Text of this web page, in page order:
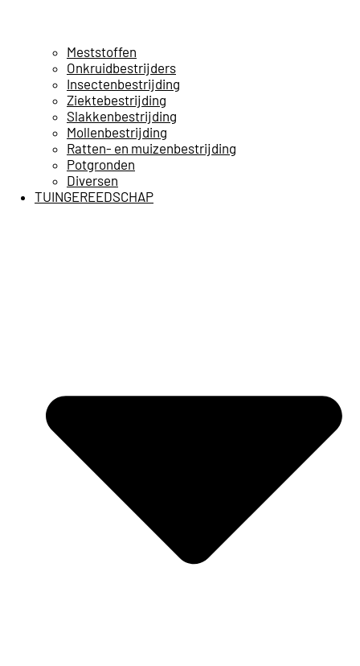
Meststoffen
Onkruidbestrijders
Insectenbestrijding
Ziektebestrijding
Slakkenbestrijding
Mollenbestrijding
Ratten- en muizenbestrijding
Potgronden
Diversen
TUINGEREEDSCHAP